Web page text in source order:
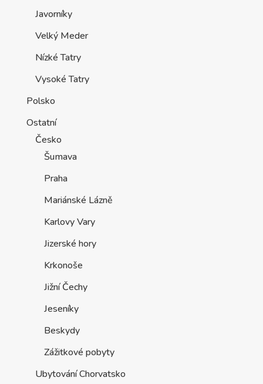
Javorníky
Velký Meder
Nízké Tatry
Vysoké Tatry
Polsko
Ostatní
Česko
Šumava
Praha
Mariánské Lázně
Karlovy Vary
Jizerské hory
Krkonoše
Jižní Čechy
Jeseníky
Beskydy
Zážitkové pobyty
Ubytování Chorvatsko